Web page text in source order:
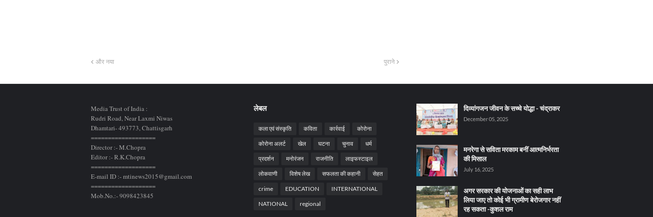
और नया पुराने
Media Trust of India :
Rudri Road, Near Laxmi Niwas
Dhamtari- 493773,Chattisgarh
===================
Director :- M.Chopra
Editor :- R.K.Chopra
===================
E-mail ID :- mtinews2015@gmail.com
===================
Mob.No.:- 9098423845
लेबल
कला एवं संस्कृति कविता कार्रवाई कोरोना
कोरोना अलर्ट खेल घटना चुनाव धर्म
प्रदर्शन मनोरंजन राजनीति लाइफस्टाइल
लोकवाणी विशेष लेख सफलता की कहानी सेहत
crime EDUCATION INTERNATIONAL
NATIONAL regional
दिव्यांगजन जीवन के सच्चे योद्धा - चंद्राकर
December 05, 2025
मनरेगा से सविता मरकाम बनीं आत्मनिर्भरता
की मिसाल
July 16, 2025
अगर सरकार की योजनाओं का सही लाभ
लिया जाए तो कोई भी ग्रामीण बेरोजगार नहीं
रह सकता -कुशल राम